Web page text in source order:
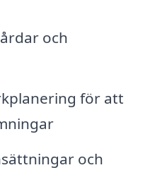
och
för att
och